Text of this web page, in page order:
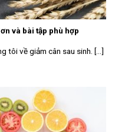
và bài tập phù hợp
tôi về giảm cân sau sinh. [...]